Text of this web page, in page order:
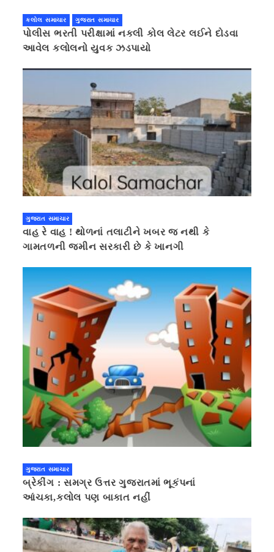
કલોલ સમાચાર ગુજરાત સમાચાર
પોલીસ ભરતી પરીક્ષામાં નકલી કોલ લેટર લઈને દોડવા
આવેલ કલોલનો યુવક ઝડપાયો
ગુજરાત સમાચાર
વાહ રે વાહ ! થોળનાં તલાટીને ખબર જ નથી કે
ગામતળની જમીન સરકારી છે કે ખાનગી
ગુજરાત સમાચાર
બ્રેકીંગ : સમગ્ર ઉત્તર ગુજરાતમાં ભૂકંપનાં
આંચકા,કલોલ પણ બાકાત નહીં